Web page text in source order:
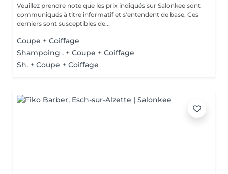
Veuillez prendre note que les prix indiqués sur Salonkee sont
communiqués à titre informatif et s'entendent de base. Ces
derniers sont susceptibles de...
Coupe + Coiffage
Shampoing . + Coupe + Coiffage
Sh. + Coupe + Coiffage